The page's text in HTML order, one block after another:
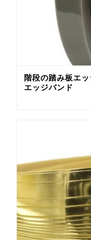
階段の踏み板エ
エッジバンド